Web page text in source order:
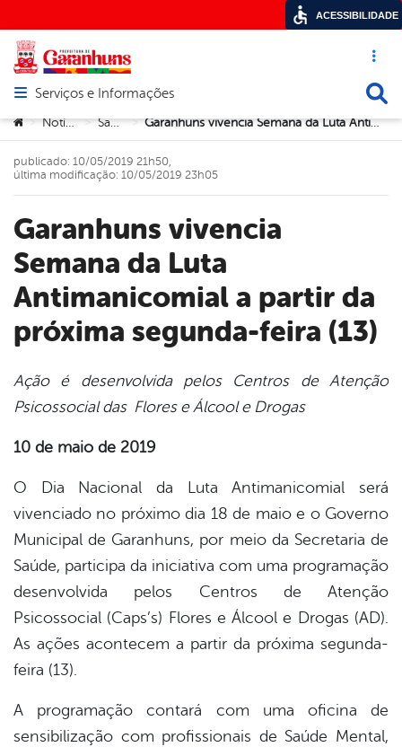
Acesso
Abrir menu principal de navegação
Serviços e Informações
Você está aqui:
> Notícias > Saúde > Garanhuns vivencia Semana da Luta Antimanicomial a partir da próxima segunda-feira (13)
Garanhuns vivencia
Semana da Luta
Antimanicomial a partir da
próxima segunda-feira (13)
publicado: 10/05/2019 21h50,
última modificação: 10/05/2019 23h05
Ação é desenvolvida pelos Centros de Atenção
Psicossocial das Flores e Álcool e Drogas
10 de maio de 2019
O Dia Nacional da Luta Antimanicomial será
vivenciado no próximo dia 18 de maio e o Governo
Municipal de Garanhuns, por meio da Secretaria de
Saúde, participa da iniciativa com uma programação
desenvolvida pelos Centros de Atenção
Psicossocial (Caps’s) Flores e Álcool e Drogas (AD).
As ações acontecem a partir da próxima segunda-
feira (13).
A programação contará com uma oficina de
sensibilização com profissionais de Saúde Mental,
ACESSIBILIDADE